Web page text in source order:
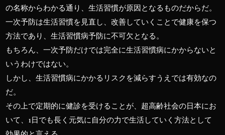
の名称からわかる通り、生活習慣が原因となるものだからだ。
一次予防は生活習慣を見直し、改善していくことで健康を保つ
方法であり、生活習慣病予防に不可欠となる。
もちろん、一次予防だけでは完全に生活習慣病にかからないと
いうわけではない。
しかし、生活習慣病にかかるリスクを減らすうえでは有効なの
だ。
その上で定期的に健診を受けることが、超高齢社会の日本にお
いて、1日でも長く元気に自分の力で生活していく方法として